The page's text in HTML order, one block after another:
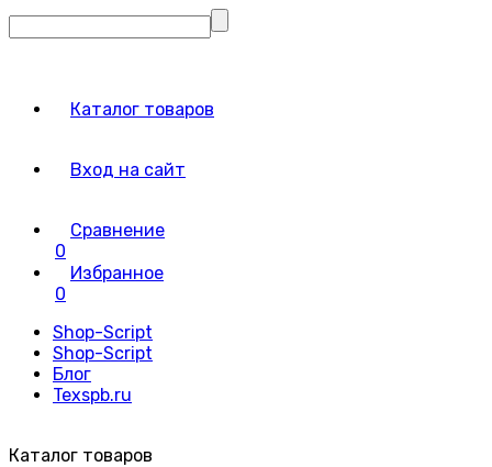
Каталог товаров
Вход на сайт
Сравнение
0
Избранное
0
Shop-Script
Shop-Script
Блог
Texspb.ru
Каталог товаров